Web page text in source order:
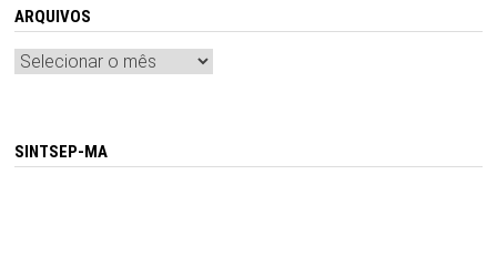
ARQUIVOS
Arquivos
SINTSEP-MA